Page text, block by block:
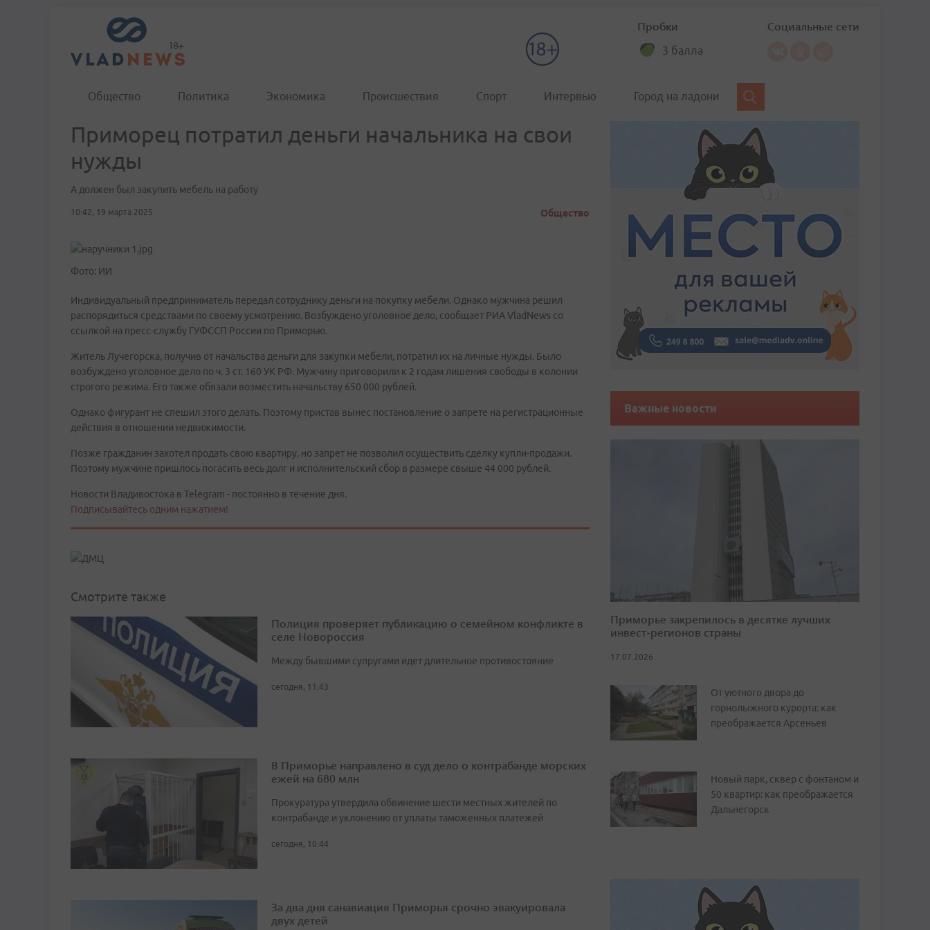
Пробки
3 балла
Социальные сети
Общество Политика Экономика Происшествия Спорт Интервью Город на ладони
Приморец потратил деньги начальника на свои
нужды
А должен был закупить мебель на работу
10:42, 19 марта 2025 Общество
Фото: ИИ
Индивидуальный предприниматель передал сотруднику деньги на покупку мебели. Однако мужчина решил
распорядиться средствами по своему усмотрению. Возбуждено уголовное дело, сообщает РИА VladNews со
ссылкой на пресс-службу ГУФССП России по Приморью.
Житель Лучегорска, получив от начальства деньги для закупки мебели, потратил их на личные нужды. Было
возбуждено уголовное дело по ч. 3 ст. 160 УК РФ. Мужчину приговорили к 2 годам лишения свободы в колонии
строгого режима. Его также обязали возместить начальству 650 000 рублей.
Однако фигурант не спешил этого делать. Поэтому пристав вынес постановление о запрете на регистрационные
действия в отношении недвижимости.
Позже гражданин захотел продать свою квартиру, но запрет не позволил осуществить сделку купли-продажи.
Поэтому мужчине пришлось погасить весь долг и исполнительский сбор в размере свыше 44 000 рублей.
Новости Владивостока в Telegram - постоянно в течение дня.
Подписывайтесь одним нажатием!
Смотрите также
Полиция проверяет публикацию о семейном конфликте в
селе Новороссия
Между бывшими супругами идет длительное противостояние
сегодня, 11:43
В Приморье направлено в суд дело о контрабанде морских
ежей на 680 млн
Прокуратура утвердила обвинение шести местных жителей по
контрабанде и уклонению от уплаты таможенных платежей
сегодня, 10:44
За два дня санавиация Приморья срочно эвакуировала
двух детей
Важные новости
Приморье закрепилось в десятке лучших
инвест-регионов страны
17.07.2026
От уютного двора до
горнолыжного курорта: как
преображается Арсеньев
Новый парк, сквер с фонтаном и
50 квартир: как преображается
Дальнегорск